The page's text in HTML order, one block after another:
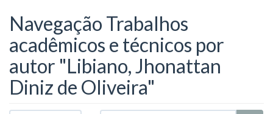
Navegação Trabalhos
acadêmicos e técnicos por
autor "Libiano, Jhonattan
Diniz de Oliveira"